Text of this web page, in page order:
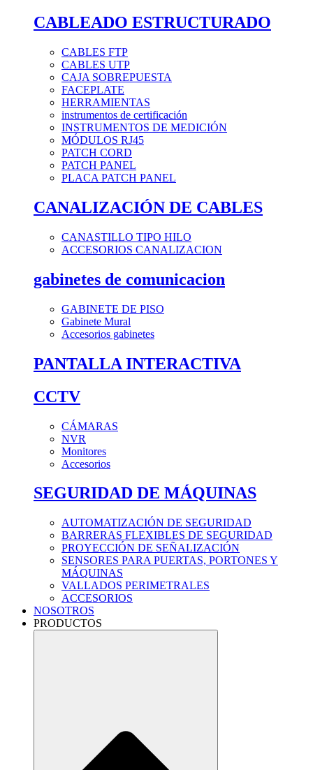
CABLEADO ESTRUCTURADO
CABLES FTP
CABLES UTP
CAJA SOBREPUESTA
FACEPLATE
HERRAMIENTAS
instrumentos de certificación
INSTRUMENTOS DE MEDICIÓN
MÓDULOS RJ45
PATCH CORD
PATCH PANEL
PLACA PATCH PANEL
CANALIZACIÓN DE CABLES
CANASTILLO TIPO HILO
ACCESORIOS CANALIZACION
gabinetes de comunicacion
GABINETE DE PISO
Gabinete Mural
Accesorios gabinetes
PANTALLA INTERACTIVA
CCTV
CÁMARAS
NVR
Monitores
Accesorios
SEGURIDAD DE MÁQUINAS
AUTOMATIZACIÓN DE SEGURIDAD
BARRERAS FLEXIBLES DE SEGURIDAD
PROYECCIÓN DE SEÑALIZACIÓN
SENSORES PARA PUERTAS, PORTONES Y
MÁQUINAS
VALLADOS PERIMETRALES
ACCESORIOS
NOSOTROS
PRODUCTOS